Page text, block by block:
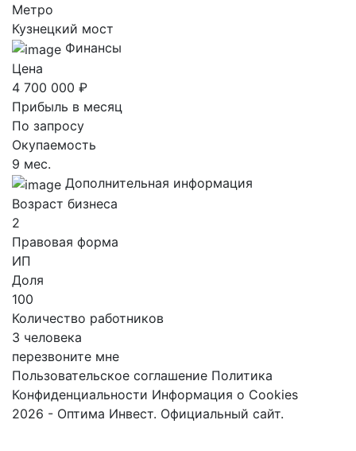
Метро
Кузнецкий мост
Финансы
Цена
4 700 000 ₽
Прибыль в месяц
По запросу
Окупаемость
9 мес.
Дополнительная информация
Возраст бизнеса
2
Правовая форма
ИП
Доля
100
Количество работников
3 человека
перезвоните мне
Пользовательское соглашение Политика
Конфиденциальности Информация о Cookies
2026 - Оптима Инвест. Официальный сайт.